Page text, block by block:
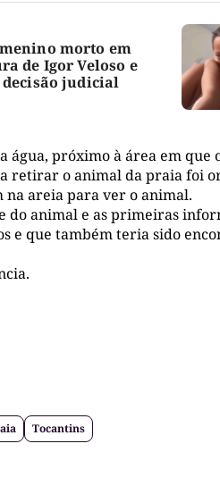
morto em
de Igor Veloso e
judicial
água, próximo à área em que
retirar o animal da praia foi
na areia para ver o animal.
do animal e as primeiras
que também teria sido
Tocantins